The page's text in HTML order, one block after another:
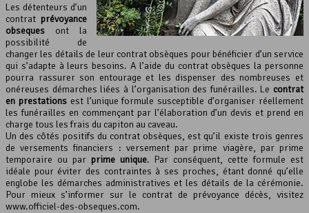
Les détenteurs d’un
contrat prévoyance
obsèques ont la
possibilité de
changer les détails de leur contrat obsèques pour bénéficier d’un service
qui s’adapte à leurs besoins. A l’aide du contrat obsèques la personne
pourra rassurer son entourage et les dispenser des nombreuses et
onéreuses démarches liées à l’organisation des funérailles. Le contrat
en prestationsest l’unique formule susceptible d’organiser réellement
les funérailles en commençant par l’élaboration d’un devis et prend en
charge tous les frais du capiton au caveau.
Un des côtés positifs du contrat obsèques, est qu’il existe trois genres
de versements financiers : versement par prime viagère, par prime
temporaire ou par prime unique. Par conséquent, cette formule est
idéale pour éviter des contraintes à ses proches, étant donné qu’elle
englobe les démarches administratives et les détails de la cérémonie.
Pour mieux s’informer sur le contrat de prévoyance décès, visitez
www.officiel-des-obseques.com.